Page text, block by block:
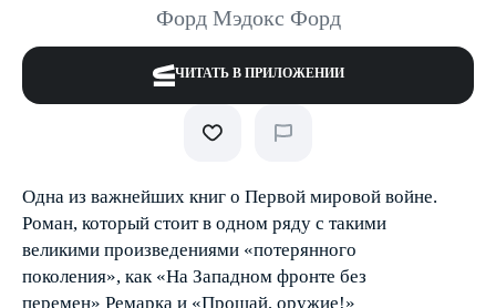
Форд Мэдокс Форд
ЧИТАТЬ В ПРИЛОЖЕНИИ
Одна из важнейших книг о Первой мировой войне.
Роман, который стоит в одном ряду с такими
великими произведениями «потерянного
поколения», как «На Западном фронте без
перемен» Ремарка и «Прощай, оружие!»